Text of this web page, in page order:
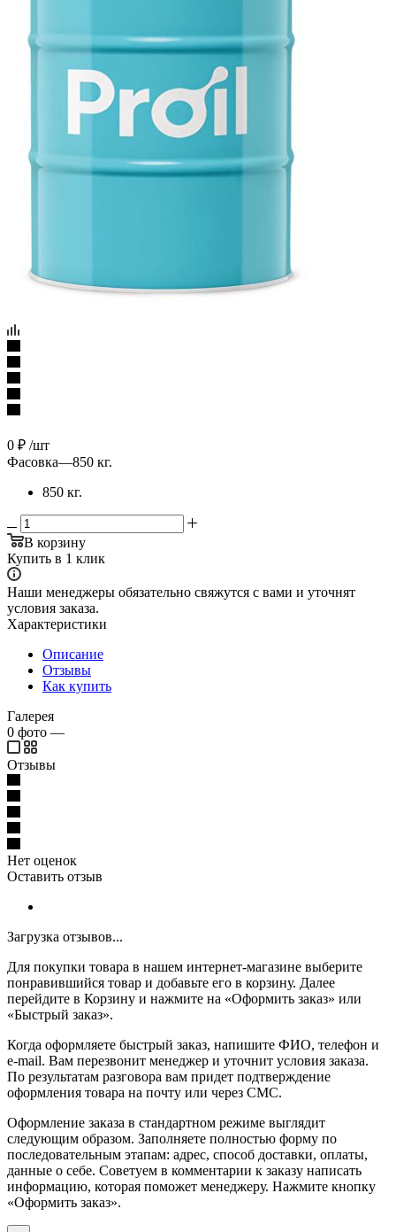
0 ₽ /шт
Фасовка—850 кг.
850 кг.
В корзину
Купить в 1 клик
Наши менеджеры обязательно свяжутся с вами и уточнят
условия заказа.
Характеристики
Описание
Отзывы
Как купить
Галерея
0 фото —
Отзывы
Нет оценок
Оставить отзыв
Загрузка отзывов...
Для покупки товара в нашем интернет-магазине выберите
понравившийся товар и добавьте его в корзину. Далее
перейдите в Корзину и нажмите на «Оформить заказ» или
«Быстрый заказ».
Когда оформляете быстрый заказ, напишите ФИО, телефон и
e-mail. Вам перезвонит менеджер и уточнит условия заказа.
По результатам разговора вам придет подтверждение
оформления товара на почту или через СМС.
Оформление заказа в стандартном режиме выглядит
следующим образом. Заполняете полностью форму по
последовательным этапам: адрес, способ доставки, оплаты,
данные о себе. Советуем в комментарии к заказу написать
информацию, которая поможет менеджеру. Нажмите кнопку
«Оформить заказ».